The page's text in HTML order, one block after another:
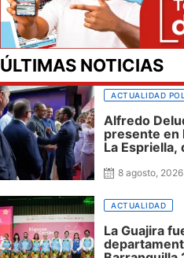
ÚLTIMAS NOTICIAS
ACTUALIDAD
Alfredo
presente en
La Espriella,
para La
8 agosto, 2026
ACTUALIDAD
La Guajira